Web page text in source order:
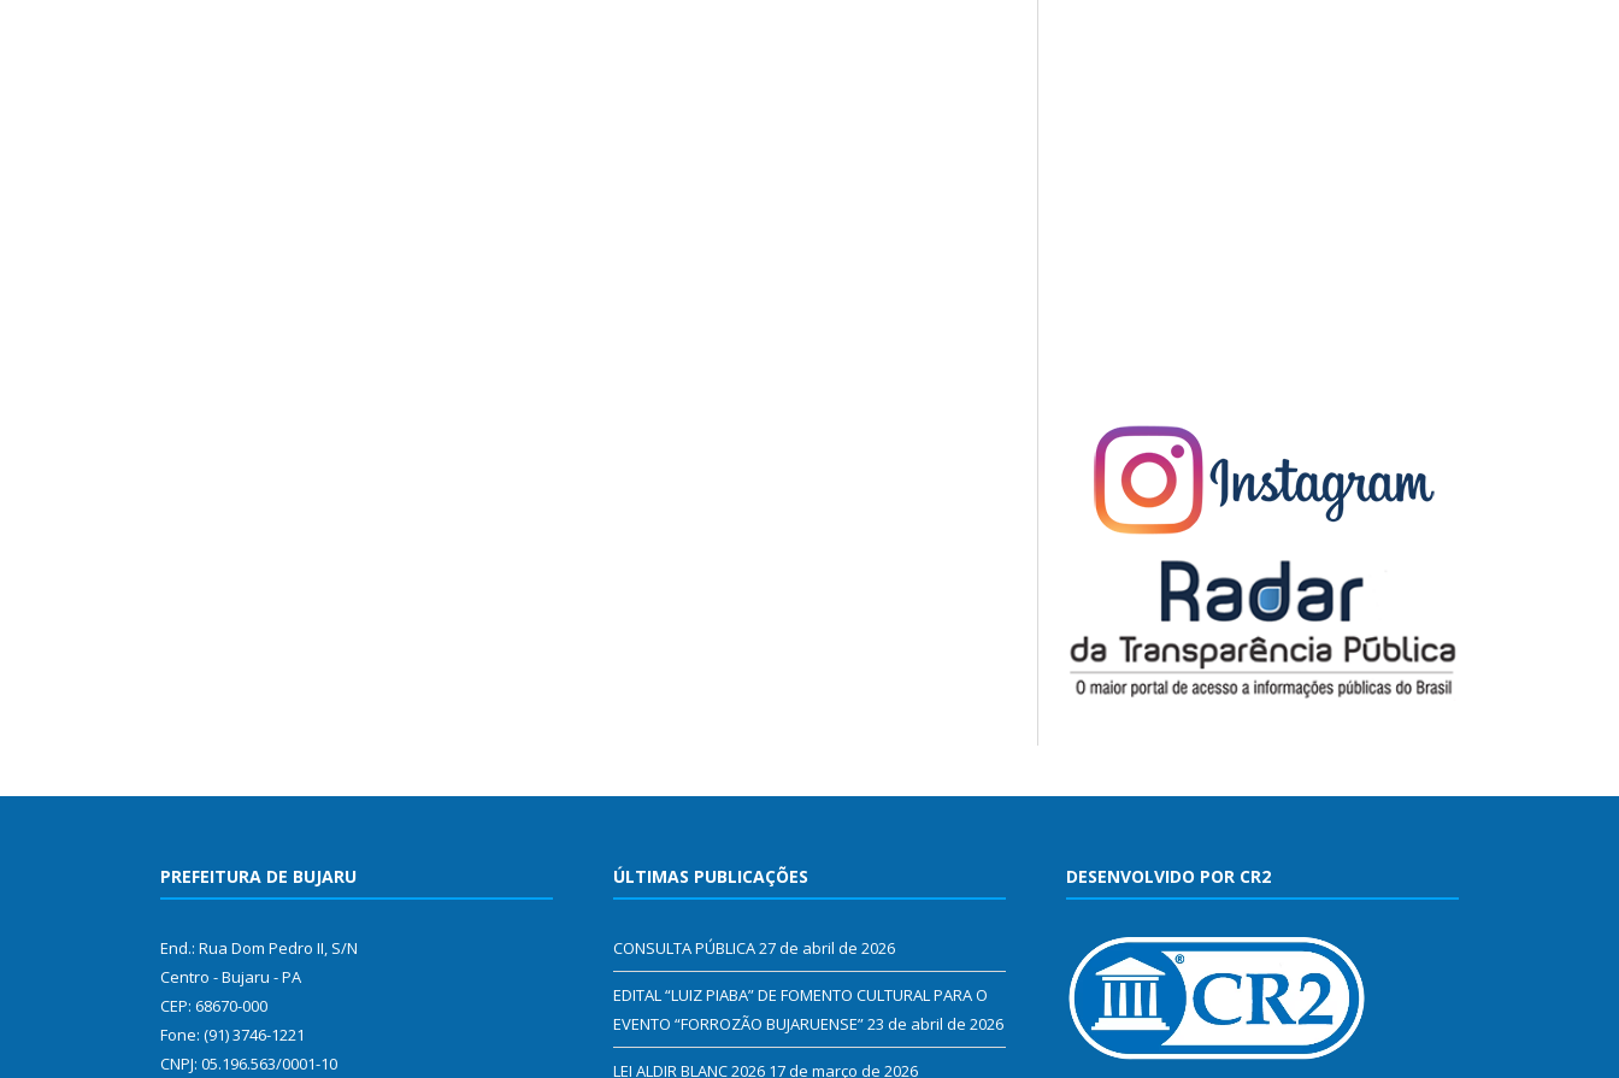
PREFEITURA DE BUJARU
End.: Rua Dom Pedro II, S/N
Centro - Bujaru - PA
CEP: 68670-000
Fone: (91) 3746-1221
CNPJ: 05.196.563/0001-10
ÚLTIMAS PUBLICAÇÕES
CONSULTA PÚBLICA27 de abril de 2026
EDITAL “LUIZ PIABA” DE FOMENTO CULTURAL PARA O
EVENTO “FORROZÃO BUJARUENSE”23 de abril de 2026
LEI ALDIR BLANC 2026 17 de março de 2026
DESENVOLVIDO POR CR2